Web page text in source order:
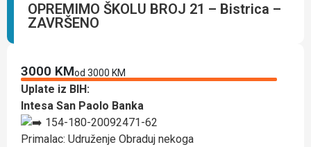
OPREMIMO ŠKOLU BROJ 21 – Bistrica –
ZAVRŠENO
3000 KMod 3000 KM
Uplate iz BIH:
Intesa San Paolo Banka
154-180-20092471-62
Primalac: Udruženje Obraduj nekoga